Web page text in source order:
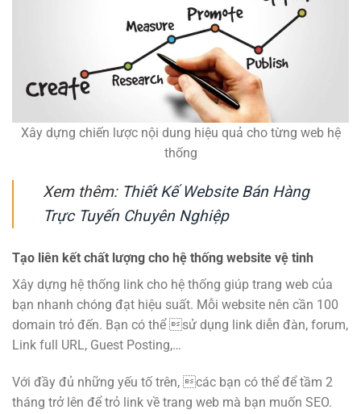
Xây dựng chiến lược nội dung hiệu quả cho từng web hệ
thống
Xem thêm: Thiết Kế Website Bán Hàng
Trực Tuyến Chuyên Nghiệp
Tạo liên kết chất lượng cho hệ thống website vệ tinh
Xây dựng hệ thống link cho hệ thống giúp trang web của
bạn nhanh chóng đạt hiệu suất. Mỗi website nên cần 100
domain trỏ đến. Bạn có thể sử dụng link diễn đàn, forum,
Link full URL, Guest Posting,…
Với đầy đủ những yếu tố trên, các bạn có thể để tầm 2
tháng trở lên để trỏ link về trang web mà bạn muốn SEO.